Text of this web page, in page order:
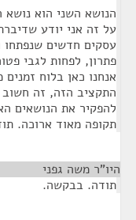
על זה אני יודע
עסקים חדשים
פתרון, לפחות לגבי
אנחנו כאן בלוח
התקציב הזה, זה
להפקיר את הנושאים
תקופה מאוד ארוכה.
היו"ר משה גפני
תודה. בבקשה.